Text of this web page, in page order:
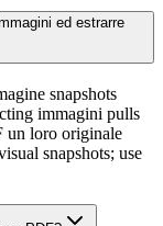
ed estrarre
snapshots
immagini pulls
un loro originale
snapshots; use